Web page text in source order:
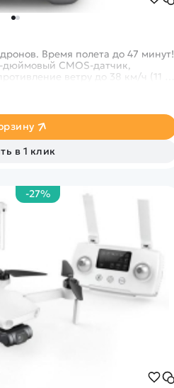
Время полета до 47 минут!
CMOS-датчик,
ветру до 38 км/ч (11 м/
в 1 клик
-27%